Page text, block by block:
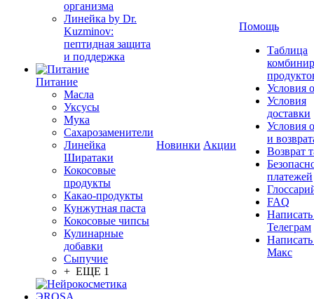
организма
Линейка by Dr.
Kuzminov:
пептидная защита
и поддержка
Питание
Масла
Уксусы
Мука
Сахарозаменители
Линейка
Ширатаки
Кокосовые
продукты
Какао-продукты
Кунжутная паста
Кокосовые чипсы
Кулинарные
добавки
Сыпучие
+ ЕЩЕ 1
Новинки Акции
Помощь
Таблица
Условия
Условия
доставки
Условия
и
Возврат
платежей
FAQ
Телеграм
Макс